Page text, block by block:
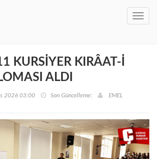
KURSİYER KIRÂAT-İ
ALDI
2026 03:00 Son Güncelleme: EMEL